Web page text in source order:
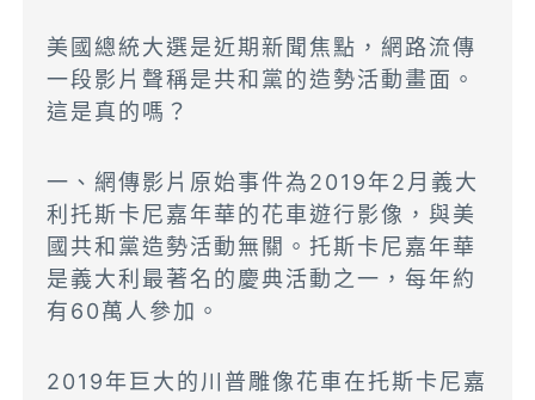
美國總統大選是近期新聞焦點，網路流傳
一段影片聲稱是共和黨的造勢活動畫面。
這是真的嗎？
一、網傳影片原始事件為2019年2月義大
利托斯卡尼嘉年華的花車遊行影像，與美
國共和黨造勢活動無關。托斯卡尼嘉年華
是義大利最著名的慶典活動之一，每年約
有60萬人參加。
2019年巨大的川普雕像花車在托斯卡尼嘉